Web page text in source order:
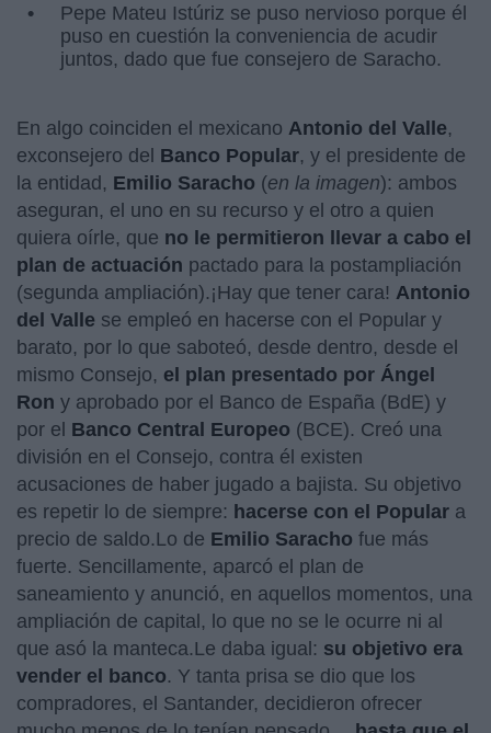
Pepe Mateu Istúriz se puso nervioso porque él
puso en cuestión la conveniencia de acudir
juntos, dado que fue consejero de Saracho.
En algo coinciden el mexicano Antonio del Valle,
exconsejero del Banco Popular, y el presidente de
la entidad, Emilio Saracho (en la imagen): ambos
aseguran, el uno en su recurso y el otro a quien
quiera oírle, que no le permitieron llevar a cabo el
plan de actuación pactado para la postampliación
(segunda ampliación).¡Hay que tener cara! Antonio
del Valle se empleó en hacerse con el Popular y
barato, por lo que saboteó, desde dentro, desde el
mismo Consejo, el plan presentado por Ángel
Ron y aprobado por el Banco de España (BdE) y
por el Banco Central Europeo (BCE). Creó una
división en el Consejo, contra él existen
acusaciones de haber jugado a bajista. Su objetivo
es repetir lo de siempre: hacerse con el Popular a
precio de saldo.Lo de Emilio Saracho fue más
fuerte. Sencillamente, aparcó el plan de
saneamiento y anunció, en aquellos momentos, una
ampliación de capital, lo que no se le ocurre ni al
que asó la manteca.Le daba igual: su objetivo era
vender el banco. Y tanta prisa se dio que los
compradores, el Santander, decidieron ofrecer